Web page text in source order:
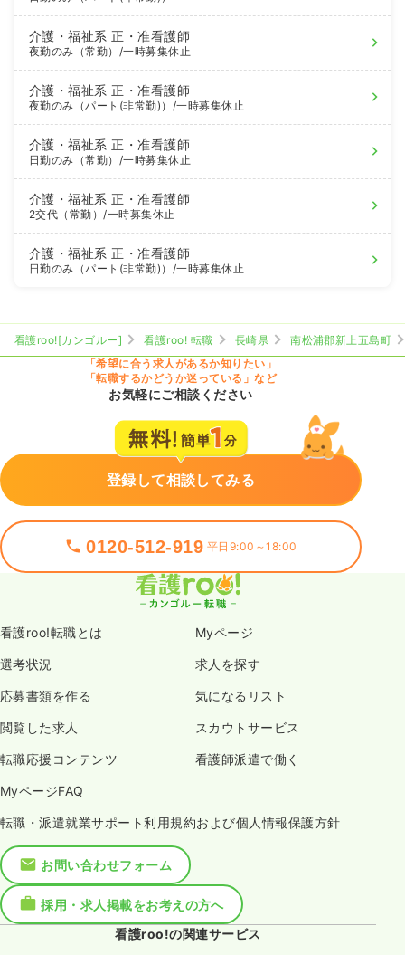
介護・福祉系正・准看護師
夜勤のみ（常勤） /一時募集休止
介護・福祉系正・准看護師
夜勤のみ（パート(非常勤)） /一時募集休止
介護・福祉系正・准看護師
日勤のみ（常勤） /一時募集休止
介護・福祉系正・准看護師
2交代（常勤） /一時募集休止
介護・福祉系正・准看護師
日勤のみ（パート(非常勤)） /一時募集休止
看護roo![カンゴルー] 看護roo! 転職 長崎県
南松浦郡新上五島町
「希望に合う求人があるか知りたい」
「転職するかどうか迷っている」など
お気軽にご相談ください
登録して相談してみる
0120-512-919 平日9:00～18:00
看護roo!転職とは Myページ
選考状況 求人を探す
応募書類を作る 気になるリスト
閲覧した求人 スカウトサービス
転職応援コンテンツ 看護師派遣で働く
MyページFAQ
転職・派遣就業サポート利用規約および個人情報保護方針
お問い合わせフォーム
採用・求人掲載をお考えの方へ
看護roo!の関連サービス